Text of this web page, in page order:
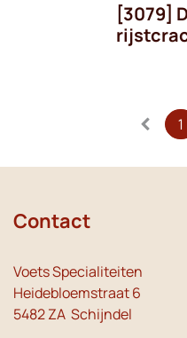
[3079]
1
Contact
Voets Specialiteiten
Heidebloemstraat 6
5482 ZA Schijndel